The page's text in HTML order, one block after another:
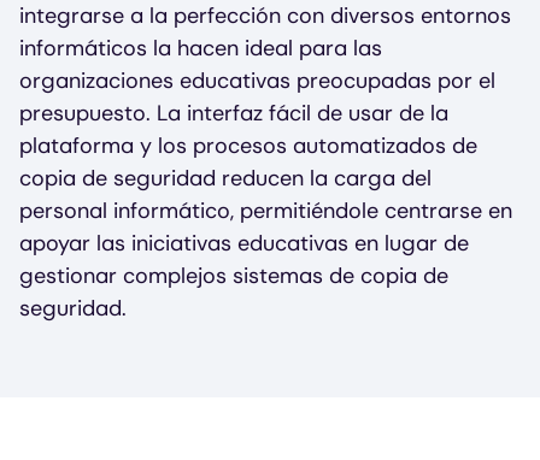
integrarse a la perfección con diversos entornos
informáticos la hacen ideal para las
organizaciones educativas preocupadas por el
presupuesto. La interfaz fácil de usar de la
plataforma y los procesos automatizados de
copia de seguridad reducen la carga del
personal informático, permitiéndole centrarse en
apoyar las iniciativas educativas en lugar de
gestionar complejos sistemas de copia de
seguridad.